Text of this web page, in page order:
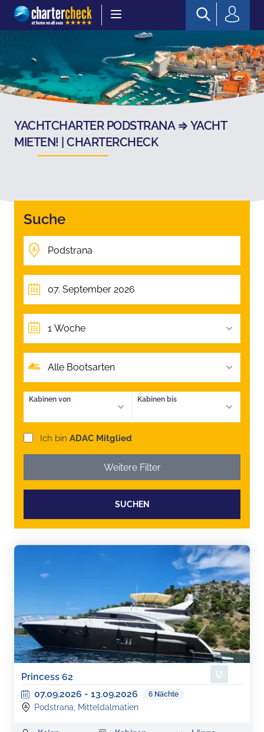
Chartercheck
YACHTCHARTER PODSTRANA ⇒ YACHT
MIETEN! | CHARTERCHECK
Suche
1 Woche
Alle Bootsarten
Kabinen von Kabinen bis
Ich bin ADAC Mitglied
Weitere Filter
SUCHEN
Princess 62
07.09.2026 - 13.09.2026 6 Nächte
Podstrana, Mitteldalmatien